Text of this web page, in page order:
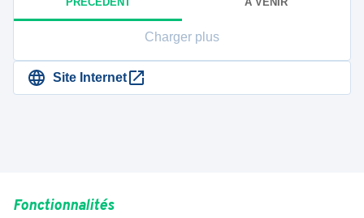
Charger plus
Site Internet
Fonctionnalités